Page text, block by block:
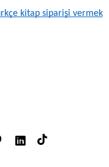
kitap siparişi vermek